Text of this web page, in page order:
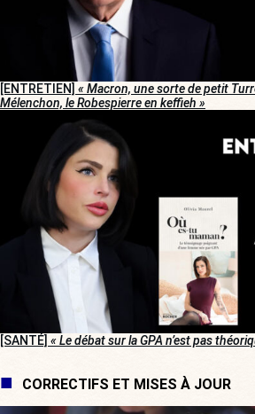
[ENTRETIEN] « Macron, une sorte de petit
Mélenchon, le Robespierre en keffieh »
[SANTÉ] « Le débat sur la GPA n’est pas
CORRECTIFS ET MISES À JOUR